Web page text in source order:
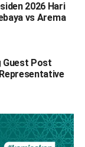
2026 Hari
vs Arema
Guest Post